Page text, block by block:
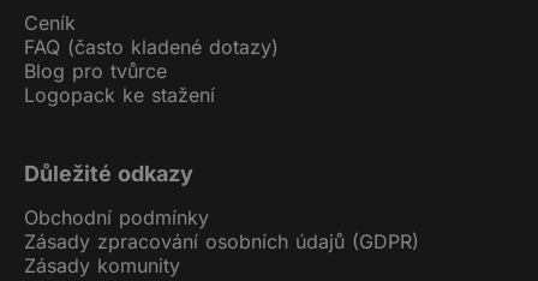
Ceník
FAQ (často kladené dotazy)
Blog pro tvůrce
Logopack ke stažení
Důležité odkazy
Obchodní podmínky
Zásady zpracování osobních údajů (GDPR)
Zásady komunity